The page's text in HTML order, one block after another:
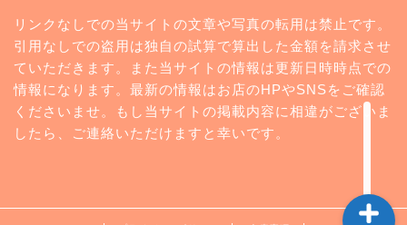
リンクなしでの当サイトの文章や写真の転用は禁止です。
引用なしでの盗用は独自の試算で算出した金額を請求させ
ていただきます。また当サイトの情報は更新日時時点での
情報になります。最新の情報はお店のHPやSNSをご確認
くださいませ。もし当サイトの掲載内容に相違がございま
したら、ご連絡いただけますと幸いです。
ランキング
コンビニ
twitter